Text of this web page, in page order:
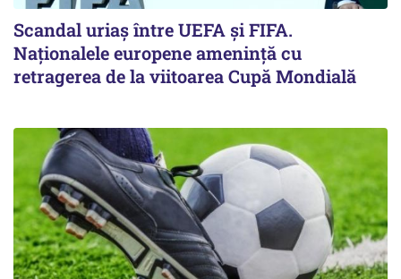
Scandal uriaş între UEFA şi FIFA.
Naţionalele europene ameninţă cu
retragerea de la viitoarea Cupă Mondială